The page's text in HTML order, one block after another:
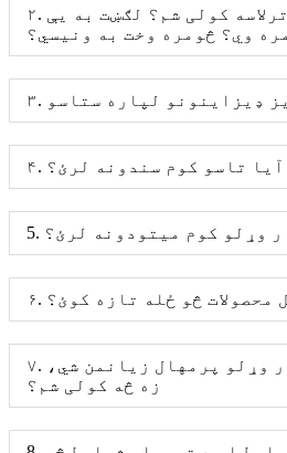
۲. آیا زه نمونه ترلاسه کولی شم؟ لګښت به یې
وي؟ څومره وخت به ونیسي؟
۴. آیا تاسو کوم سندونه لرئ؟
وړلو کوم میتودونه لرئ؟
محصولات څو ځله تازه کوئ؟
۷. که زما توکي د بار وړلو پرمهال زیانمن شي،
زه څه کولی شم؟